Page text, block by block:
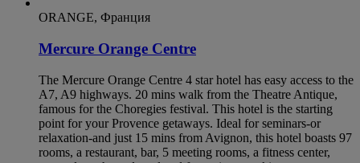
ORANGE, Франция
Mercure Orange Centre
The Mercure Orange Centre 4 star hotel has easy access to the
A7, A9 highways. 20 mins walk from the Theatre Antique,
famous for the Choregies festival. This hotel is the starting
point for your Provence getaways. Ideal for seminars-or
relaxation-and just 15 mins from Avignon, this hotel boasts 97
rooms, a restaurant, bar, 5 meeting rooms, a fitness center,